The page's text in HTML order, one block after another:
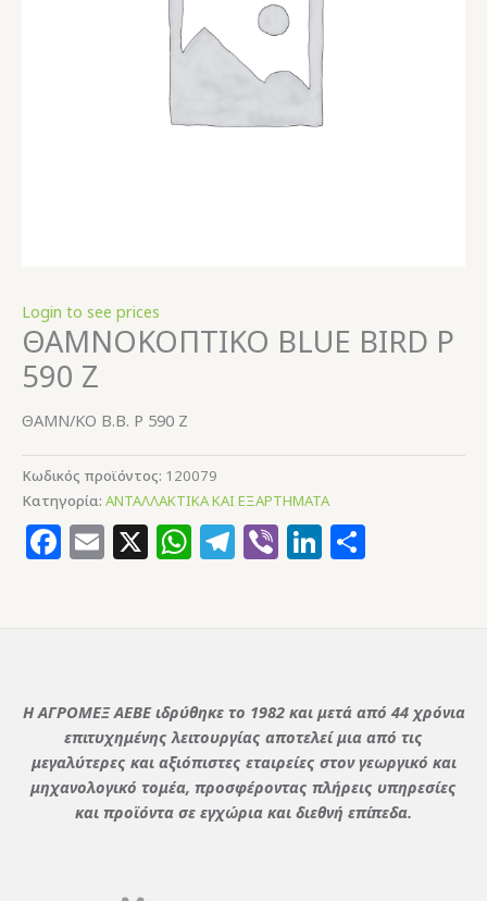
Login to see prices
ΘΑΜΝΟΚΟΠΤΙΚΟ BLUE BIRD Ρ
590 Ζ
ΘΑΜΝ/ΚΟ Β.Β. Ρ 590 Ζ
Κωδικός προϊόντος: 120079
Κατηγορία: ΑΝΤΑΛΛΑΚΤΙΚΑ ΚΑΙ ΕΞΑΡΤΗΜΑΤΑ
Facebook
Email
X WhatsApp
Telegram
ViberLinkedIn
Η ΑΓΡΟΜΕΞ ΑΕΒΕ ιδρύθηκε το 1982 και μετά από 44 χρόνια
επιτυχημένης λειτουργίας αποτελεί μια από τις
μεγαλύτερες και αξιόπιστες εταιρείες στον γεωργικό και
μηχανολογικό τομέα, προσφέροντας πλήρεις υπηρεσίες
και προϊόντα σε εγχώρια και διεθνή επίπεδα.